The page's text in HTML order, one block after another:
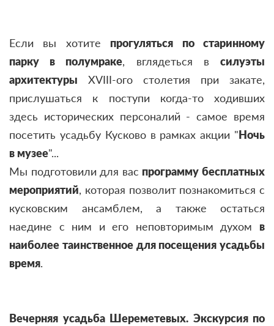
Если вы хотите прогуляться по старинному
парку в полумраке, вглядеться всилуэты
архитектуры XVIII-ого столетия при закате,
прислушаться к поступи когда-то ходивших
здесь исторических персоналий - самое время
посетить усадьбу Кусково в рамках акции "Ночь
в музее"...
Мы подготовили для вас программу бесплатных
мероприятий, которая позволит познакомиться с
кусковским ансамблем, а также остаться
наедине с ним и его неповторимым духом в
наиболее таинственное для посещения усадьбы
время.
Вечерняя усадьба Шереметевых. Экскурсия по